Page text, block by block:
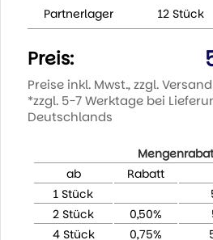
Partnerlager 12 Stück
Preis:
Preise inkl. Mwst., zzgl. Versand
*zzgl. 5-7 Werktage bei
Deutschlands
ab
Rabatt
1 Stück
2 Stück
0,50%
4 Stück
0,75%